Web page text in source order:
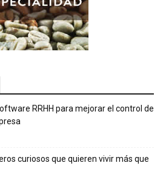
RRHH para mejorar el control de
curiosos que quieren vivir más que